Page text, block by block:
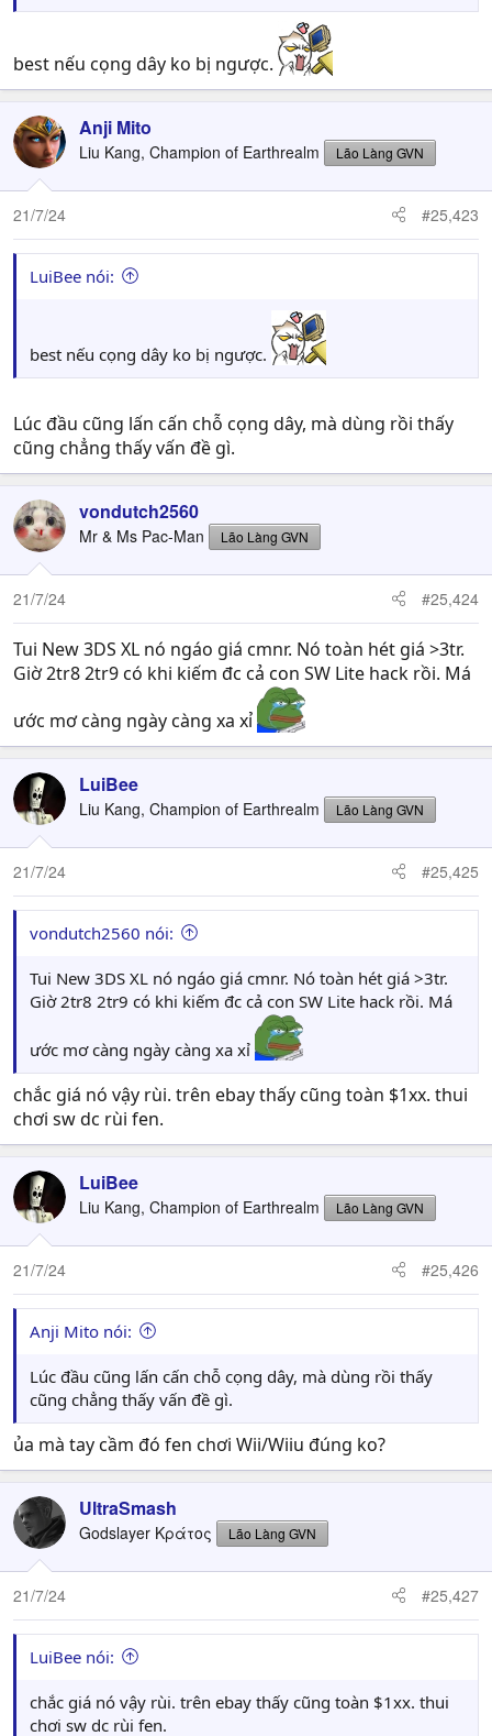
best nếu cọng dây ko bị ngược.
Anji Mito
Liu Kang, Champion of Earthrealm Lão Làng GVN
21/7/24 #25,423
LuiBee nói:
best nếu cọng dây ko bị ngược.
Lúc đầu cũng lấn cấn chỗ cọng dây, mà dùng rồi thấy
cũng chẳng thấy vấn đề gì.
vondutch2560
Mr & Ms Pac-Man Lão Làng GVN
21/7/24 #25,424
Tui New 3DS XL nó ngáo giá cmnr. Nó toàn hét giá >3tr.
Giờ 2tr8 2tr9 có khi kiếm đc cả con SW Lite hack rồi. Má
ước mơ càng ngày càng xa xỉ
LuiBee
Liu Kang, Champion of Earthrealm Lão Làng GVN
21/7/24 #25,425
vondutch2560 nói:
Tui New 3DS XL nó ngáo giá cmnr. Nó toàn hét giá >3tr.
Giờ 2tr8 2tr9 có khi kiếm đc cả con SW Lite hack rồi. Má
ước mơ càng ngày càng xa xỉ
chắc giá nó vậy rùi. trên ebay thấy cũng toàn $1xx. thui
chơi sw dc rùi fen.
LuiBee
Liu Kang, Champion of Earthrealm Lão Làng GVN
21/7/24 #25,426
Anji Mito nói:
Lúc đầu cũng lấn cấn chỗ cọng dây, mà dùng rồi thấy
cũng chẳng thấy vấn đề gì.
ủa mà tay cầm đó fen chơi Wii/Wiiu đúng ko?
UltraSmash
Godslayer Κράτος Lão Làng GVN
21/7/24 #25,427
LuiBee nói:
chắc giá nó vậy rùi. trên ebay thấy cũng toàn $1xx. thui
chơi sw dc rùi fen.